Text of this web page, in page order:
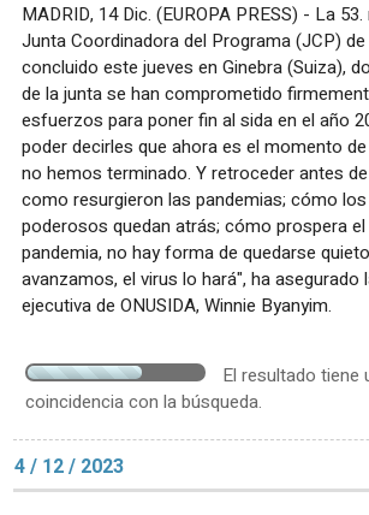
MADRID, 14 Dic. (EUROPA PRESS) - La
Junta Coordinadora del Programa (JCP) de
concluido este jueves en Ginebra (Suiza),
de la junta se han comprometido
esfuerzos para poner fin al sida en el año
poder decirles que ahora es el momento
no hemos terminado. Y retroceder antes
como resurgieron las pandemias; cómo
poderosos quedan atrás; cómo prospera el
pandemia, no hay forma de quedarse
avanzamos, el virus lo hará", ha asegurado
ejecutiva de ONUSIDA, Winnie Byanyim.
El resultado tiene
coincidencia con la búsqueda.
4 / 12 / 2023